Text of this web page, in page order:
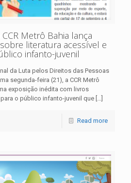
Metrô Bahia lança
literatura acessível e
infanto-juvenil
da Luta pelos Direitos das Pessoas
segunda-feira (21), a CCR Metrô
exposição inédita com livros
o público infanto-juvenil que […]
Read more